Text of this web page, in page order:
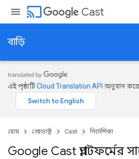
cast Cast
বাড়ি
এই পৃষ্ঠাটিCloud Translation API অনুবাদ
হোম প্রোডাক্ট Cast নির্দেশিকা
Google Cast প্ল্যাটফর্মের